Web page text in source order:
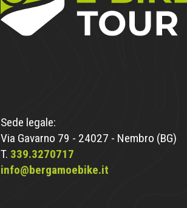
Sede legale:
Via Gavarno 79 - 24027 - Nembro (BG)
T. 339.3270717
info@bergamoebike.it